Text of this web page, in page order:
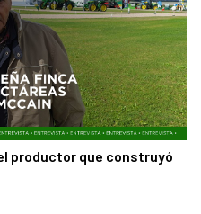
productor que construyó